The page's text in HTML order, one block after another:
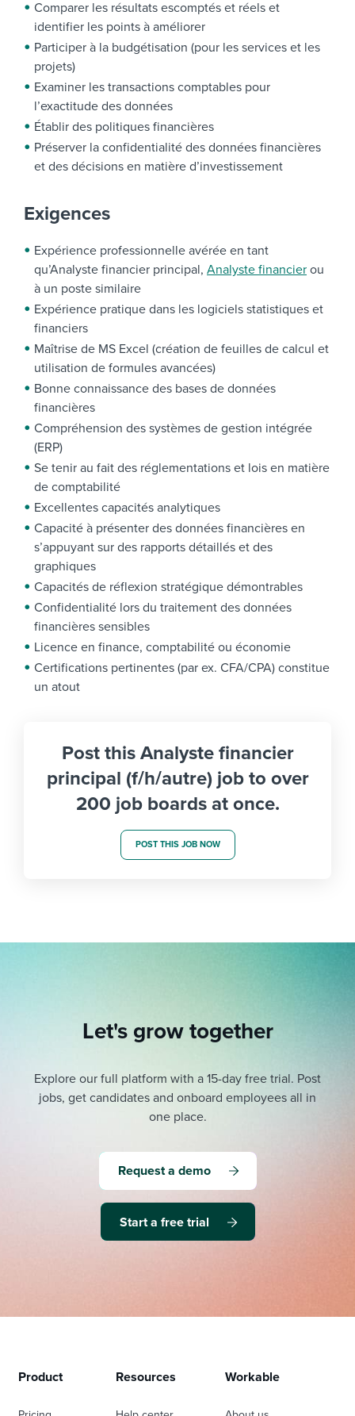
Comparer les résultats escomptés et réels et
identifier les points à améliorer
Participer à la budgétisation (pour les services et les
projets)
Examiner les transactions comptables pour
l’exactitude des données
Établir des politiques financières
Préserver la confidentialité des données financières
et des décisions en matière d’investissement
Exigences
Expérience professionnelle avérée en tant
qu’Analyste financier principal, Analyste financier ou
à un poste similaire
Expérience pratique dans les logiciels statistiques et
financiers
Maîtrise de MS Excel (création de feuilles de calcul et
utilisation de formules avancées)
Bonne connaissance des bases de données
financières
Compréhension des systèmes de gestion intégrée
(ERP)
Se tenir au fait des réglementations et lois en matière
de comptabilité
Excellentes capacités analytiques
Capacité à présenter des données financières en
s’appuyant sur des rapports détaillés et des
graphiques
Capacités de réflexion stratégique démontrables
Confidentialité lors du traitement des données
financières sensibles
Licence en finance, comptabilité ou économie
Certifications pertinentes (par ex. CFA/CPA) constitue
un atout
Post this Analyste financier
principal (f/h/autre) job to over
200 job boards at once.
POST THIS JOB NOW
Let's grow together
Explore our full platform with a 15-day free trial. Post
jobs, get candidates and onboard employees all in
one place.
Request a demo
Start a free trial
Product Resources Workable